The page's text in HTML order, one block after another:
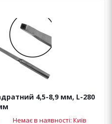
4,5-8,9 мм, L-280
Немає в наявності: Київ